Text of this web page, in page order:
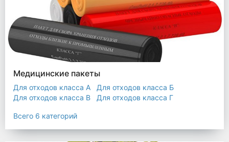
Медицинские пакеты
Для отходов класса А
Для отходов класса Б
Для отходов класса В
Для отходов класса Г
Пакеты термостойкие для утилизатора
Всего 6 категорий